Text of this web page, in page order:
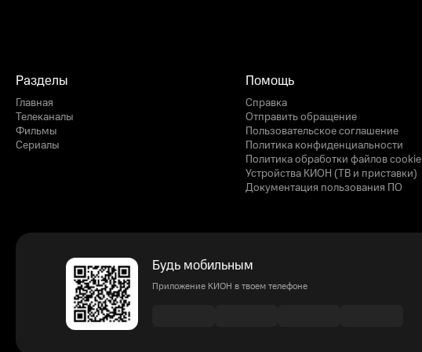
Разделы
Главная
Телеканалы
Фильмы
Сериалы
Помощь
Справка
Отправить обращение
Пользовательское соглашение
Политика конфиденциальности
Политика обработки файлов cookie
Устройства КИОН (ТВ и приставки)
Документация пользования ПО
Будь мобильным
Приложение КИОН в твоем телефоне